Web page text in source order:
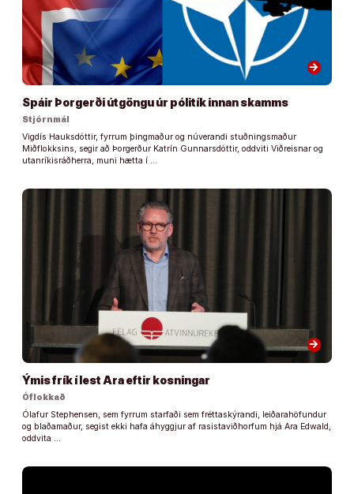
arrow_forward
Spáir Þorgerði útgöngu úr pólitík innan skamms
Stjórnmál
Vigdís Hauksdóttir, fyrrum þingmaður og núverandi stuðningsmaður
Miðflokksins, segir að Þorgerður Katrín Gunnarsdóttir, oddviti Viðreisnar og
utanríkisráðherra, muni hætta í …
arrow_forward
Ýmis frík í lest Ara eftir kosningar
Óflokkað
Ólafur Stephensen, sem fyrrum starfaði sem fréttaskýrandi, leiðarahöfundur
og blaðamaður, segist ekki hafa áhyggjur af rasistaviðhorfum hjá Ara Edwald,
oddvita …